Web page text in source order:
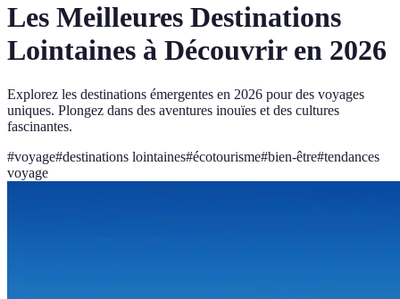
Les Meilleures Destinations
Lointaines à Découvrir en 2026
Explorez les destinations émergentes en 2026 pour des voyages
uniques. Plongez dans des aventures inouïes et des cultures
fascinantes.
#voyage#destinations lointaines#écotourisme#bien-être#tendances
voyage